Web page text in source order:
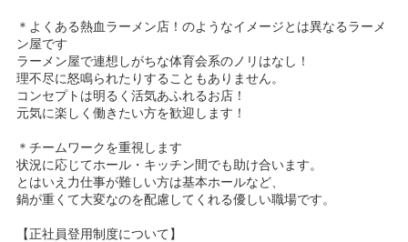
＊よくある熱血ラーメン店！のようなイメージとは異なるラーメ
ン屋です
ラーメン屋で連想しがちな体育会系のノリはなし！
理不尽に怒鳴られたりすることもありません。
コンセプトは明るく活気あふれるお店！
元気に楽しく働きたい方を歓迎します！
＊チームワークを重視します
状況に応じてホール・キッチン間でも助け合います。
とはいえ力仕事が難しい方は基本ホールなど、
鍋が重くて大変なのを配慮してくれる優しい職場です。
【正社員登用制度について】